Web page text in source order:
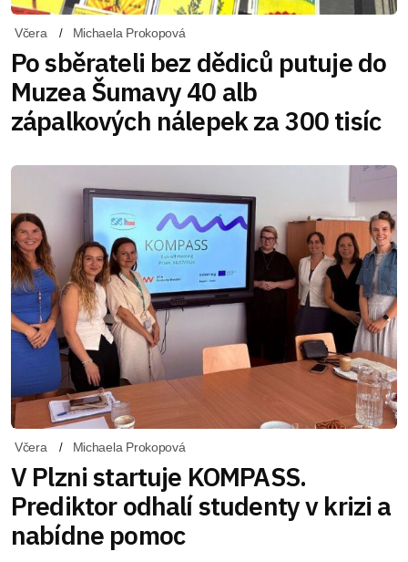
Včera Michaela Prokopová
Po sběrateli bez dědiců putuje do
Muzea Šumavy 40 alb
zápalkových nálepek za 300 tisíc
Včera Michaela Prokopová
V Plzni startuje KOMPASS.
Prediktor odhalí studenty v krizi a
nabídne pomoc